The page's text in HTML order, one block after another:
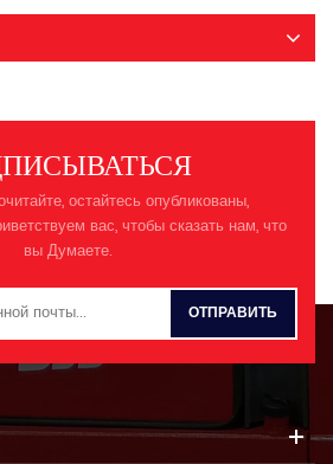
остайтесь опубликованы,
вас, чтобы сказать нам, что
вы Думаете.